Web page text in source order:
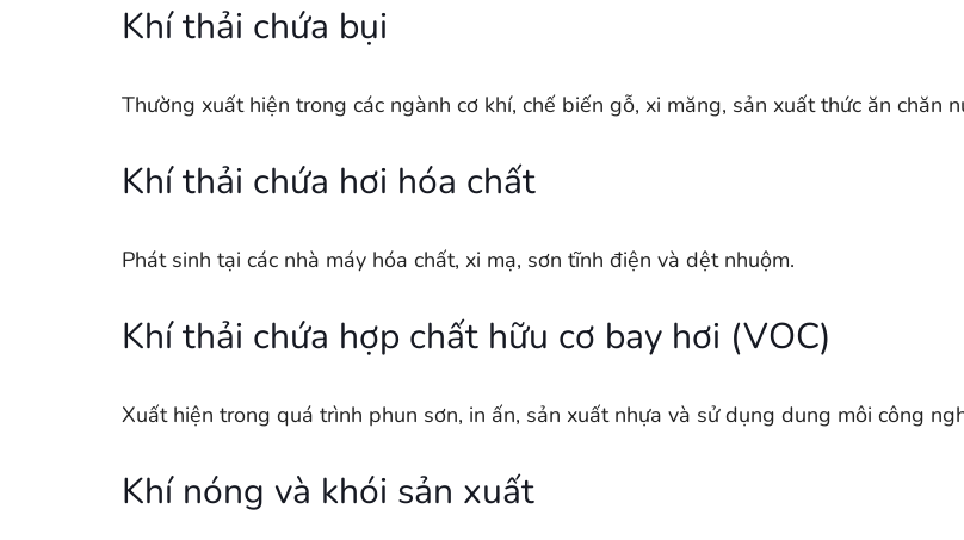
Khí thải chứa bụi
Thường xuất hiện trong các ngành cơ khí, chế biến gỗ, xi măng, sản xuất thức ăn chăn
Khí thải chứa hơi hóa chất
Phát sinh tại các nhà máy hóa chất, xi mạ, sơn tĩnh điện và dệt nhuộm.
Khí thải chứa hợp chất hữu cơ bay hơi (VOC)
Xuất hiện trong quá trình phun sơn, in ấn, sản xuất nhựa và sử dụng dung môi công
Khí nóng và khói sản xuất